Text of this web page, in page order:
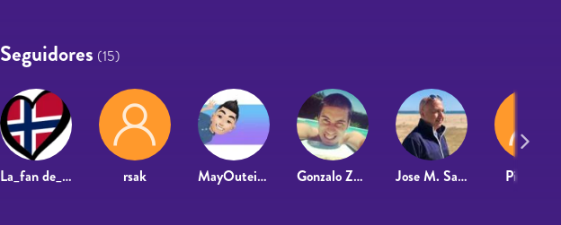
Seguidores (15)
La_fan de_electronik rsak MayOuteiral Gonzalo Zanabria Jose M. Saurina Pilargc12